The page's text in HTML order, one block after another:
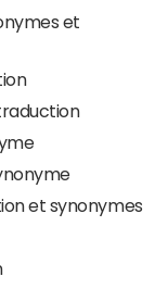
et
et synonymes